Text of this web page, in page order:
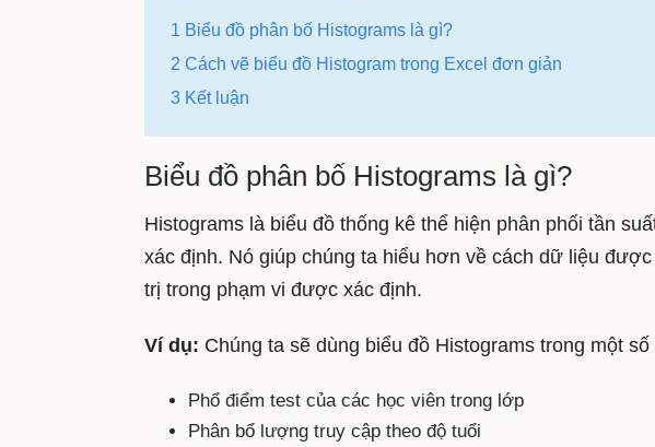
1 Biểu đồ phân bố Histograms là gì?
2 Cách vẽ biểu đồ Histogram trong Excel đơn giản
3 Kết luận
Biểu đồ phân bố Histograms là gì?
Histograms là biểu đồ thống kê thể hiện phân phối tần
xác định. Nó giúp chúng ta hiểu hơn về cách dữ liệu
trị trong phạm vi được xác định.
Ví dụ: Chúng ta sẽ dùng biểu đồ Histograms trong một
Phổ điểm test của các học viên trong lớp
Phân bổ lượng truy cập theo độ tuổi